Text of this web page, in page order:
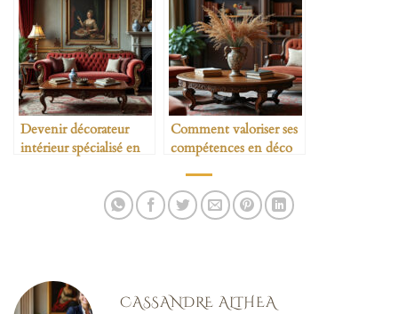
Devenir décorateur
intérieur spécialisé en
Comment valoriser ses
compétences en déco
CASSANDRE ALTHEA